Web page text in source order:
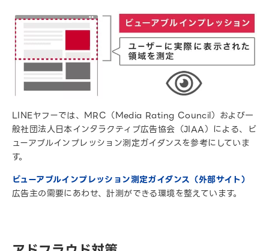
LINEヤフーでは、MRC（Media Rating Council）および一
般社団法人日本インタラクティブ広告協会（JIAA）による、ビ
ューアブルインプレッション測定ガイダンスを参考にしていま
す。
ビューアブルインプレッション測定ガイダンス（外部サイト）
広告主の需要にあわせ、計測ができる環境を整えています。